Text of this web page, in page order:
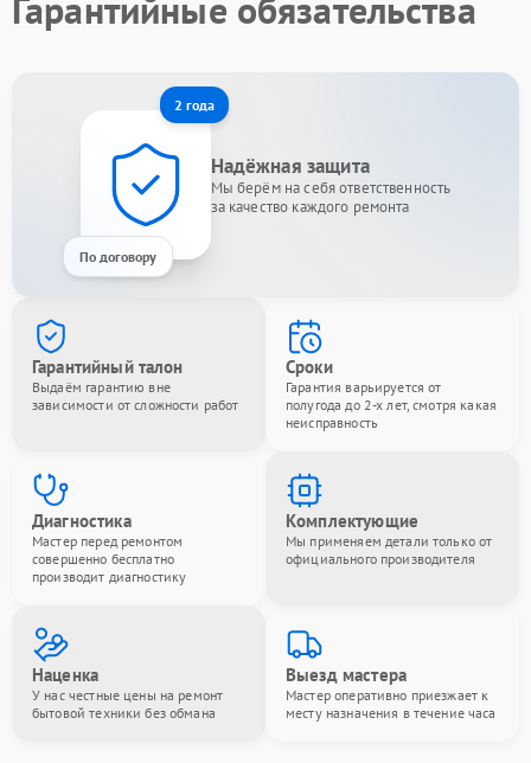
2 года
По договору
Надёжная защита
Мы берём на себя ответственность
за качество каждого ремонта
Гарантийный талон
Выдаём гарантию вне
зависимости от сложности работ
Сроки
Гарантия варьируется от
полугода до 2-х лет, смотря какая
неисправность
Диагностика
Мастер перед ремонтом
совершенно бесплатно
производит диагностику
Комплектующие
Мы применяем детали только от
официального производителя
Наценка
У нас честные цены на ремонт
бытовой техники без обмана
Выезд мастера
Мастер оперативно приезжает к
месту назначения в течение часа